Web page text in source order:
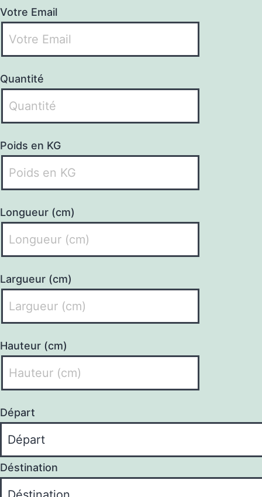
Votre Email
Quantité
Poids en KG
Longueur (cm)
Largueur (cm)
Hauteur (cm)
Départ
Déstination